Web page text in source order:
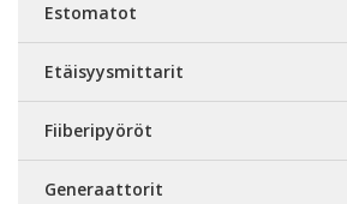
Estomatot
Etäisyysmittarit
Fiiberipyöröt
Generaattorit